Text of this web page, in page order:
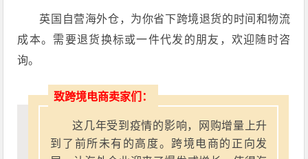
英国自营海外仓，为你省下跨境退货的时间和物流
成本。需要退货换标或一件代发的朋友，欢迎随时咨
询。
致跨境电商卖家们：
这几年受到疫情的影响，网购增量上升
到了前所未有的高度。跨境电商的正向发